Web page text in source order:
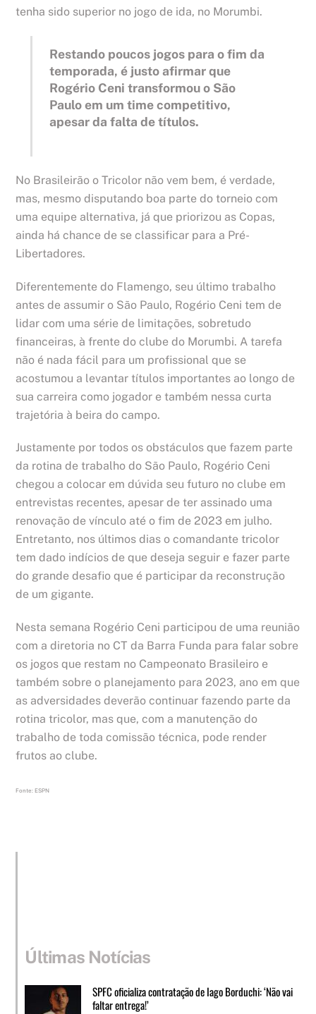
tenha sido superior no jogo de ida, no Morumbi.
Restando poucos jogos para o fim da
temporada, é justo afirmar que
Rogério Ceni transformou o São
Paulo em um time competitivo,
apesar da falta de títulos.
No Brasileirão o Tricolor não vem bem, é verdade,
mas, mesmo disputando boa parte do torneio com
uma equipe alternativa, já que priorizou as Copas,
ainda há chance de se classificar para a Pré-
Libertadores.
Diferentemente do Flamengo, seu último trabalho
antes de assumir o São Paulo, Rogério Ceni tem de
lidar com uma série de limitações, sobretudo
financeiras, à frente do clube do Morumbi. A tarefa
não é nada fácil para um profissional que se
acostumou a levantar títulos importantes ao longo de
sua carreira como jogador e também nessa curta
trajetória à beira do campo.
Justamente por todos os obstáculos que fazem parte
da rotina de trabalho do São Paulo, Rogério Ceni
chegou a colocar em dúvida seu futuro no clube em
entrevistas recentes, apesar de ter assinado uma
renovação de vínculo até o fim de 2023 em julho.
Entretanto, nos últimos dias o comandante tricolor
tem dado indícios de que deseja seguir e fazer parte
do grande desafio que é participar da reconstrução
de um gigante.
Nesta semana Rogério Ceni participou de uma reunião
com a diretoria no CT da Barra Funda para falar sobre
os jogos que restam no Campeonato Brasileiro e
também sobre o planejamento para 2023, ano em que
as adversidades deverão continuar fazendo parte da
rotina tricolor, mas que, com a manutenção do
trabalho de toda comissão técnica, pode render
frutos ao clube.
Fonte: ESPN
Últimas Notícias
SPFC oficializa contratação de Iago Borduchi: ‘Não vai
faltar entrega!’